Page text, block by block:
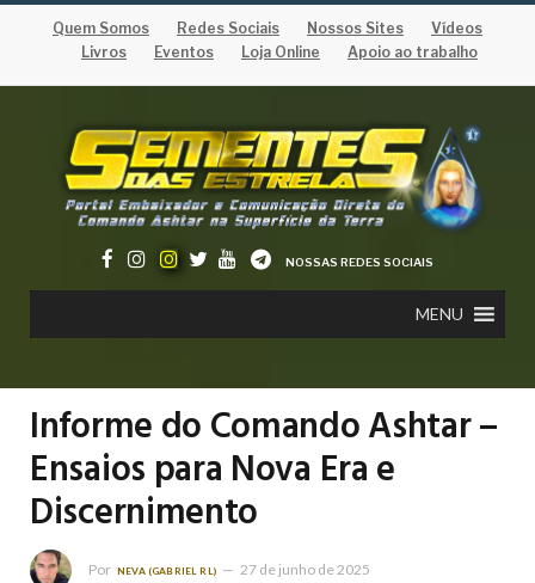
Quem Somos Redes Sociais Nossos Sites
Vídeos
Livros
Eventos Loja Online Apoio ao trabalho
NOSSAS REDES SOCIAIS
MENU
Informe do Comando Ashtar –
Ensaios para Nova Era e
Discernimento
Por NEVA (GABRIEL RL) 27 de junho de 2025